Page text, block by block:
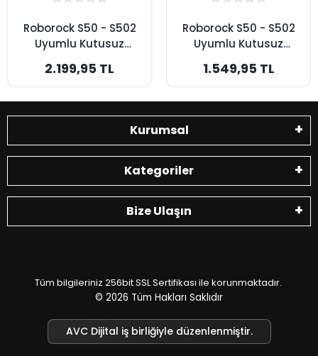
Roborock S50 - S502
Uyumlu Kutusuz
Robot Süpürge
Bataryası -
Maksimum Kapasite
2.199,95 TL
Roborock S50 - S502
Uyumlu Kutusuz
Robot Süpürge
Bataryası - Orijinal
Kapasite
1.549,95 TL
Kurumsal
Kategoriler
Bize Ulaşın
Tüm bilgileriniz 256bit SSL Sertifikası ile korunmaktadır.
© 2026 Tüm Hakları Saklıdır
AVC Dijital iş birliğiyle düzenlenmiştir.